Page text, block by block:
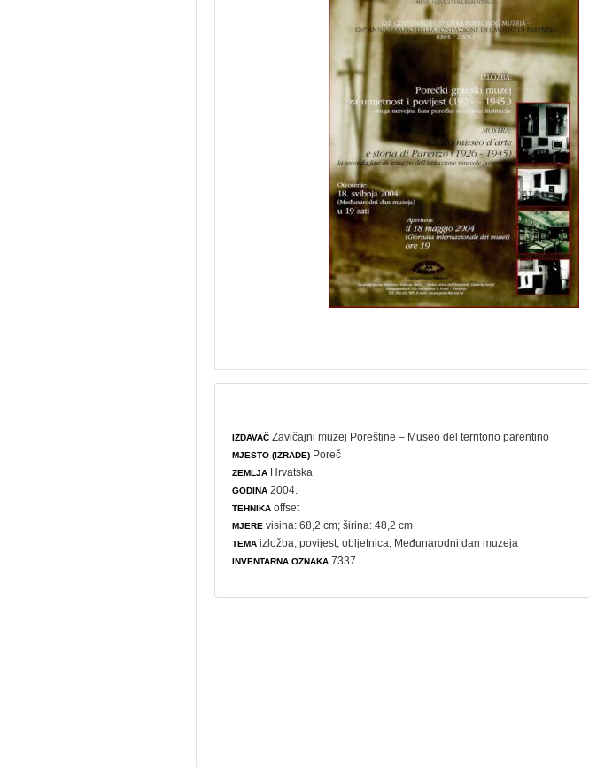
IZDAVAČ Zavičajni muzej Poreštine – Museo del territorio parentino
MJESTO (IZRADE) Poreč
ZEMLJA Hrvatska
GODINA 2004.
TEHNIKA offset
MJERE visina: 68,2 cm; širina: 48,2 cm
TEMA izložba ,povijest ,obljetnica Međunarodni dan muzeja
INVENTARNA OZNAKA 7337